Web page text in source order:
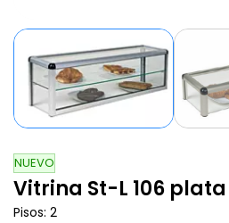
NUEVO
Vitrina St-L 106 plata
Pisos: 2